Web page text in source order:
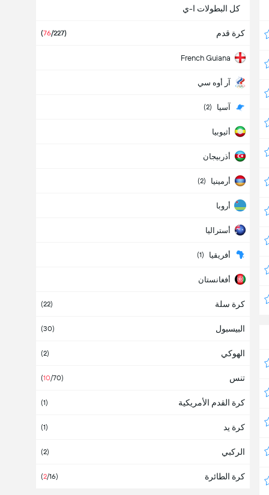
كل البطولات ا-ي
كرة قدم (76/227)
French Guiana
آر أوه سي
آسيا (2)
أثيوبيا
أذربيجان
أرمينيا (2)
أروبا
أستراليا
أفريقيا (1)
أفغانستان
ألبانيا
ألمانيا
أمريكا
أنتيغوا وبربودا
أنجولا
أندورا
أوروبا
أوروغواي
كرة سلة (22)
البيسبول (30)
الهوكي (2)
تنس (10/70)
كرة القدم الأمريكية (1)
كرة يد (1)
الركبي (2)
كرة الطائرة (2/16)